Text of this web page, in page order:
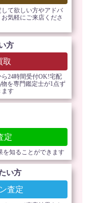
て欲しい方やアドバ
気軽にご来店くださ
方
取
24時間受付OK!宅配
を専門鑑定士が1点ず
ます
定
を知ることができます
い方
査定